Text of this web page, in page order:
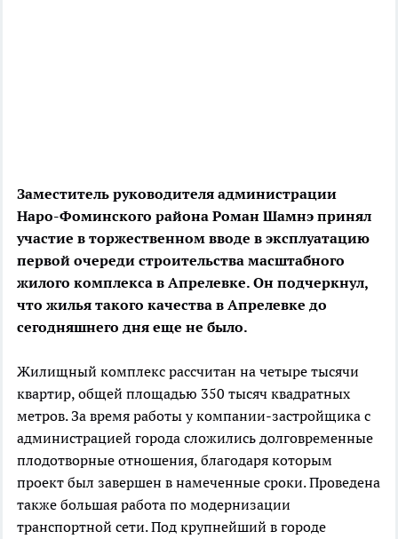
Заместитель руководителя администрации
Наро-Фоминского района Роман Шамнэ принял
участие в торжественном вводе в эксплуатацию
первой очереди строительства масштабного
жилого комплекса в Апрелевке. Он подчеркнул,
что жилья такого качества в Апрелевке до
сегодняшнего дня еще не было.
Жилищный комплекс рассчитан на четыре тысячи
квартир, общей площадью 350 тысяч квадратных
метров. За время работы у компании-застройщика с
администрацией города сложились долговременные
плодотворные отношения, благодаря которым
проект был завершен в намеченные сроки. Проведена
также большая работа по модернизации
транспортной сети. Под крупнейший в городе